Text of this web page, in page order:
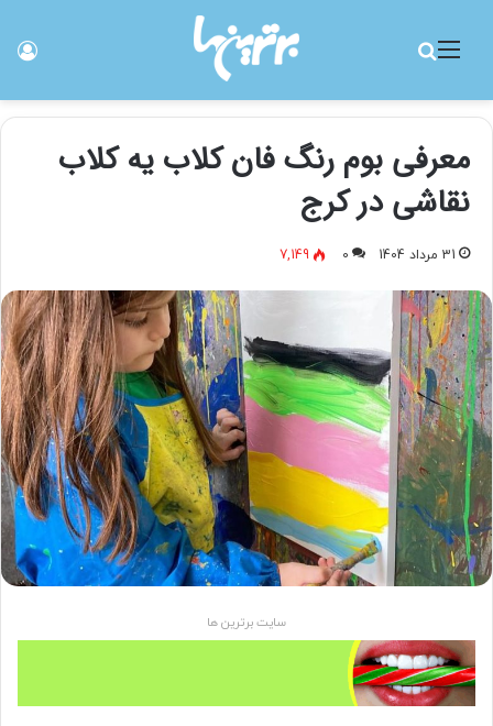
منو
معرفی بوم رنگ فان کلاب یه کلاب
نقاشی در کرج
31 مرداد 1404 0
7,149
سایت برترین ها